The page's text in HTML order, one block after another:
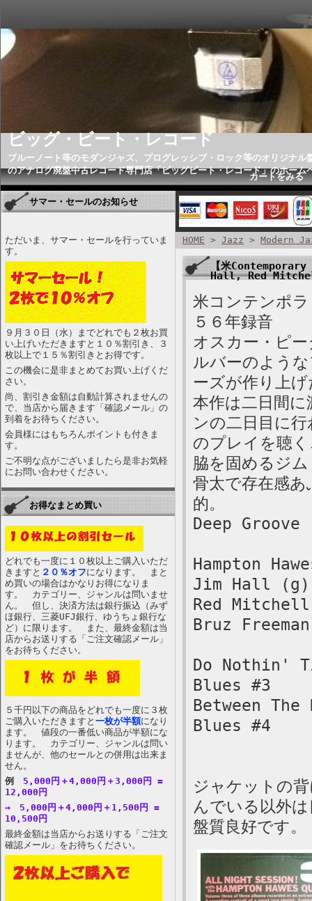
ビッグ・ビート・レコード
ブルーノート等のモダンジャズ、プログレッシブ・ロック等のオリジナル
のアナログ廃盤中古レコード専門店「ビッグビート・レコード」のホーム
カートをみる
サマー・セールのお知らせ
ただいま、サマー・セールを行っていま
す。
９月３０日（水）までどれでも２枚お買
い上げいただきますと１０％割引き、３
枚以上で１５％割引きとお得です。
この機会に是非まとめてお買い上げくだ
さい。
尚、割引き金額は自動計算されませんの
で、当店から届きます「確認メール」の
到着をお待ちください。
会員様にはもちろんポイントも付きま
す。
ご不明な点がございましたら是非お気軽
にお問い合わせください。
お得なまとめ買い
どれでも一度に１０枚以上ご購入いただ
きますと ２０％オフになります。 まと
め買いの場合はかなりお得になりま
す。 カテゴリー、ジャンルは問いませ
ん。 但し、決済方法は銀行振込（みず
ほ銀行、三菱UFJ銀行、ゆうちょ銀行な
ど）に限ります。 また、最終金額は当
店からお送りする「ご注文確認メール」
をお待ちください。
５千円以下の商品をどれでも一度に３枚
ご購入いただきますと 一枚が半額になり
ます。 値段の一番低い商品が半額にな
ります。 カテゴリー、ジャンルは問い
ませんが、他のセールとの併用は出来ま
せん。
例
5,000円＋4,000円＋3,000円 =
12,000円
→ 5,000円＋4,000円＋1,500円 =
10,500円
最終金額は当店からお送りする「ご注文
確認メール」をお待ちください。
HOME > Jazz > Modern
【米
Hall, Red
米コンテンポ
５６年録音
オスカー・ピ
ルバーのよう
ーズが作り上
本作は二日間
ンの二日目に
のプレイを聴
脇を固めるジ
骨太で存在感
的。
Deep Groove
Hampton
Jim Hall (g)
Red
Bruz
Do Nothin'
Blues #3
Between
Blues #4
ジャケットの
んでいる以外
盤質良好です。